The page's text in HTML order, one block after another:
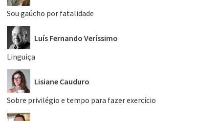
Sou gaúcho por fatalidade
Luís Fernando Veríssimo
Linguiça
Lisiane Cauduro
Sobre privilégio e tempo para fazer exercício